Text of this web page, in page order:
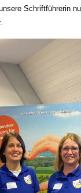
Schriftführerin